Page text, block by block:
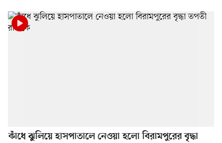
কাঁধে ঝুলিয়ে হাসপাতালে নেওয়া হলো বিরামপুরের বৃদ্ধা